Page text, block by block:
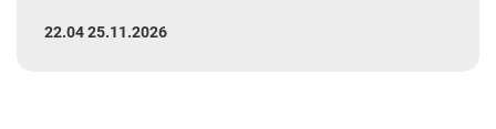
22.04 25.11.2026